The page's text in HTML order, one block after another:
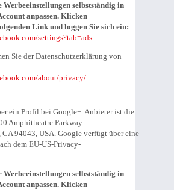
Werbeeinstellungen selbstständig in
anpassen. Klicken
Link und loggen Sie sich ein:
settings?tab=ads
Sie der Datenschutzerklärung von
about/privacy/
ein Profil bei Google+. Anbieter ist die
Amphitheatre Parkway
94043, USA. Google verfügt über eine
dem EU-US-Privacy-
Werbeeinstellungen selbstständig in
anpassen. Klicken